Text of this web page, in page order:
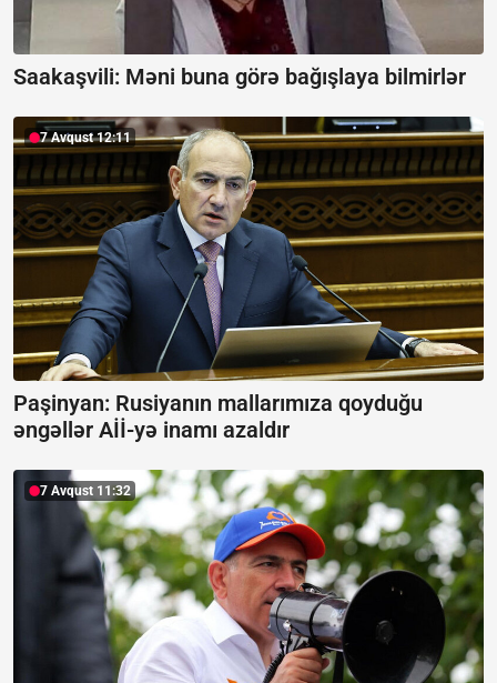
Saakaşvili: Məni buna görə bağışlaya bilmirlər
7 Avqust 12:11
Paşinyan: Rusiyanın mallarımıza qoyduğu
əngəllər Aİİ-yə inamı azaldır
7 Avqust 11:32